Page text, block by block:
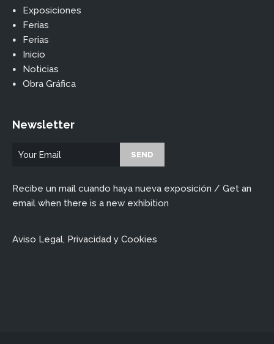
Exposiciones
Ferias
Ferias
Inicio
Noticias
Obra Gráfica
Newsletter
Recibe un mail cuando haya nueva exposición / Get an
email when there is a new exhibition
Aviso Legal, Privacidad y Cookies